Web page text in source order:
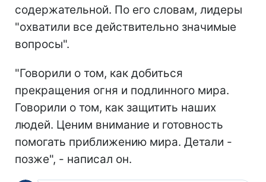
содержательной. По его словам, лидеры
"охватили все действительно значимые
вопросы".
"Говорили о том, как добиться
прекращения огня и подлинного мира.
Говорили о том, как защитить наших
людей. Ценим внимание и готовность
помогать приближению мира. Детали -
позже", - написал он.